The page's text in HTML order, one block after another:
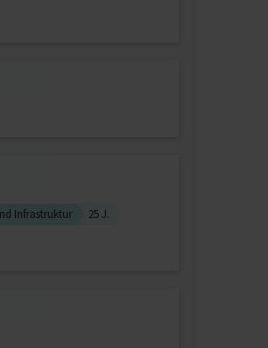
Infrastruktur
25 J.